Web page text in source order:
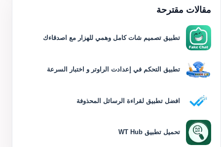
مقالات مقترحة
تطبيق تصميم شات كامل وهمي للهزار مع اصدقاءك
تطبيق التحكم في إعدادت الراوتر و اختبار السرعة
افضل تطبيق لقراءة الرسائل المحذوفة
تحميل تطبيق WT Hub